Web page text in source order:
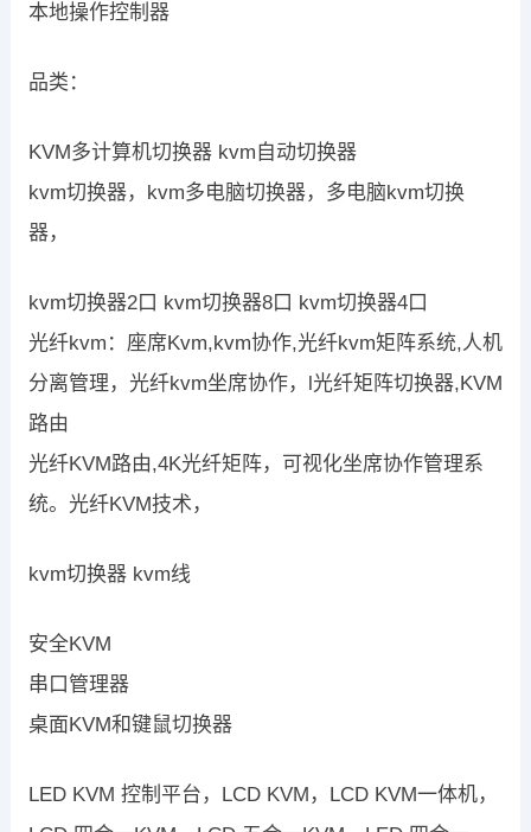
本地操作控制器
品类：
KVM多计算机切换器 kvm自动切换器
kvm切换器，kvm多电脑切换器，多电脑kvm切换
器，
kvm切换器2口 kvm切换器8口 kvm切换器4口
光纤kvm：座席Kvm,kvm协作,光纤kvm矩阵系统,人机
分离管理，光纤kvm坐席协作，l光纤矩阵切换器,KVM
路由
光纤KVM路由,4K光纤矩阵，可视化坐席协作管理系
统。光纤KVM技术，
kvm切换器 kvm线
安全KVM
串口管理器
桌面KVM和键鼠切换器
LED KVM 控制平台，LCD KVM，LCD KVM一体机，